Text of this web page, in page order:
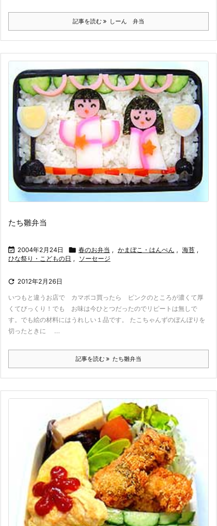
記事を読む しーん 弁当
たち雛弁当
 2004年2月24日  春のお弁当 , かまぼこ・はんぺん , 海苔 ,
ひな祭り・こどもの日 , ソーセージ
 2012年2月26日
いつもと違うお店で カマボコ買ったら ピンクのところが濃くて厚
くてびっくり！でも お味は今ひとつだったのでリピートは無しで
す。でも絵の材料にはうれしい１品です。 たこちゃんずのぼんぼりを
切ったときに ...
記事を読む たち雛弁当